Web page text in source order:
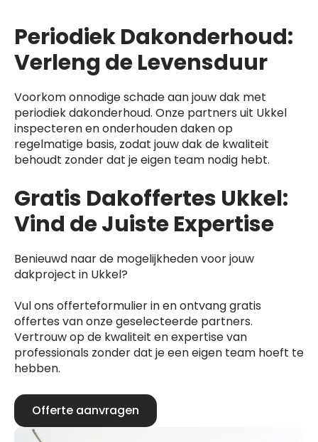
Periodiek Dakonderhoud:
Verleng de Levensduur
Voorkom onnodige schade aan jouw dak met
periodiek dakonderhoud. Onze partners uit Ukkel
inspecteren en onderhouden daken op
regelmatige basis, zodat jouw dak de kwaliteit
behoudt zonder dat je eigen team nodig hebt.
Gratis Dakoffertes Ukkel:
Vind de Juiste Expertise
Benieuwd naar de mogelijkheden voor jouw
dakproject in Ukkel?
Vul ons offerteformulier in en ontvang gratis
offertes van onze geselecteerde partners.
Vertrouw op de kwaliteit en expertise van
professionals zonder dat je een eigen team hoeft te
hebben.
Offerte aanvragen